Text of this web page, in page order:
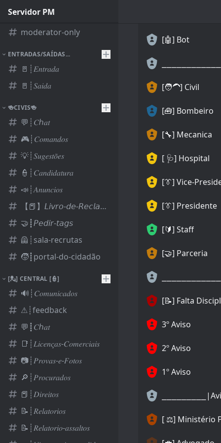
Servidor PM
moderator-only
ENTRADAS/SAÍDAS...
🚪┊𝐸𝑛𝑡𝑟𝑎𝑑𝑎
🚪┊𝑆𝑎𝑖𝑑𝑎
🍻CIVIS🍻
💬┊𝐶ℎ𝑎𝑡
🎮┊𝐶𝑜𝑚𝑎𝑛𝑑𝑜𝑠
💡┊𝑆𝑢𝑔𝑒𝑠𝑡𝑜̃𝑒𝑠
👮┊𝐶𝑎𝑛𝑑𝑖𝑑𝑎𝑡𝑢𝑟𝑎
📣┊𝐴𝑛𝑢𝑛𝑐𝑖𝑜𝑠
【📕】𝘓𝘪𝘷𝘳𝘰-𝘥𝘦-𝘙𝘦𝘤𝘭𝘢𝘮𝘢𝘤̧𝘰̃𝘦𝘴
🤝┋𝘗𝘦𝘥𝘪𝘳-𝘵𝘢𝘨𝘴
🦺┊sala-recrutas
🧒┋portal-do-cidadão
[💂] CENTRAL [👮]
🔊┊𝐶𝑜𝑚𝑢𝑛𝑖𝑐𝑎𝑑𝑜𝑠
⚠┊feedback
💬┋𝐶ℎ𝑎𝑡
📑┊𝐿𝑖𝑐𝑒𝑛𝑐̧𝑎𝑠-𝐶𝑜𝑚𝑒𝑟𝑐𝑖𝑎𝑖𝑠
📷┊𝑃𝑟𝑜𝑣𝑎𝑠-𝑒-𝐹𝑜𝑡𝑜𝑠
🔎┊𝑃𝑟𝑜𝑐𝑢𝑟𝑎𝑑𝑜𝑠
📕┊𝐷𝑖𝑟𝑒𝑖𝑡𝑜𝑠
📝┊𝑅𝑒𝑙𝑎𝑡𝑜𝑟𝑖𝑜𝑠
📝┊𝑅𝑒𝑙𝑎𝑡𝑜𝑟𝑖𝑜-𝑎𝑠𝑠𝑎𝑙𝑡𝑜𝑠
[🤖] Bot
[🧑‍🦱] Civil
[🧰] Bombeiro
[🔧] Mecanica
[ 🩺] Hospital
[👔] Vice-
[👔] Presidente
[🔰​] Staff
[🤝] Parceria
[📝] Falta
3º Aviso
2º Aviso
1º Aviso
[ ⚖️] Ministério